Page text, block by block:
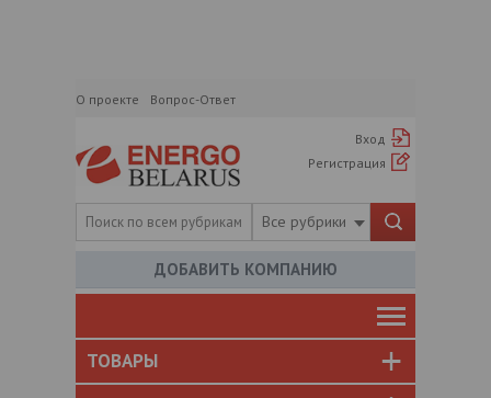
О проекте Вопрос-Ответ
Вход
Регистрация
Все рубрики
ДОБАВИТЬ КОМПАНИЮ
ТОВАРЫ